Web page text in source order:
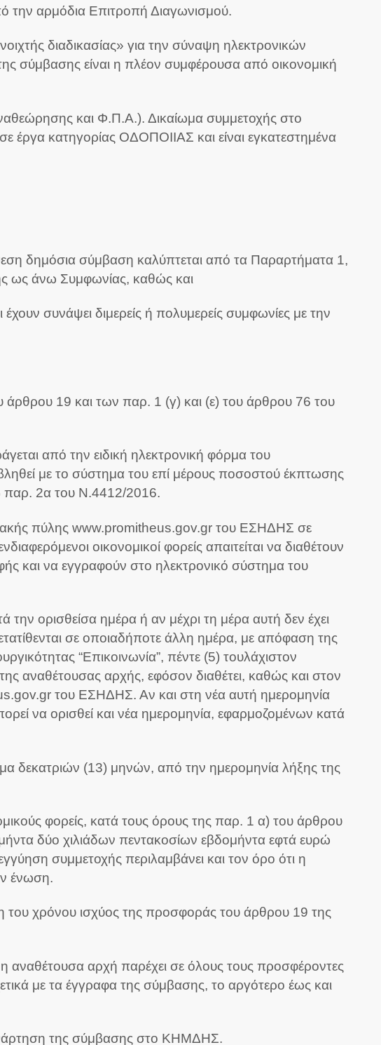
την αρμόδια Επιτροπή Διαγωνισμού.
διαδικασίας» για την σύναψη ηλεκτρονικών
σύμβασης είναι η πλέον συμφέρουσα από οικονομική
και Φ.Π.Α.). Δικαίωμα συμμετοχής στο
έργα κατηγορίας ΟΔΟΠΟΙΙΑΣ και είναι εγκατεστημένα
δημόσια σύμβαση καλύπτεται από τα Παραρτήματα 1,
ως άνω Συμφωνίας, καθώς και
συνάψει διμερείς ή πολυμερείς συμφωνίες με την
19 και των παρ. 1 (γ) και (ε) του άρθρου 76 του
από την ειδική ηλεκτρονική φόρμα του
με το σύστημα του επί μέρους ποσοστού έκπτωσης
παρ. 2α του Ν.4412/2016.
πύλης www.promitheus.gov.gr του ΕΣΗΔΗΣ σε
οικονομικοί φορείς απαιτείται να διαθέτουν
και να εγγραφούν στο ηλεκτρονικό σύστημα του
την ορισθείσα ημέρα ή αν μέχρι τη μέρα αυτή δεν έχει
σε οποιαδήποτε άλλη ημέρα, με απόφαση της
“Επικοινωνία”, πέντε (5) τουλάχιστον
αναθέτουσας αρχής, εφόσον διαθέτει, καθώς και στον
του ΕΣΗΔΗΣ. Αν και στη νέα αυτή ημερομηνία
να ορισθεί και νέα ημερομηνία, εφαρμοζομένων κατά
δεκατριών (13) μηνών, από την ημερομηνία λήξης της
φορείς, κατά τους όρους της παρ. 1 α) του άρθρου
δύο χιλιάδων πεντακοσίων εβδομήντα εφτά ευρώ
συμμετοχής περιλαμβάνει και τον όρο ότι η
ένωση.
του χρόνου ισχύος της προσφοράς του άρθρου 19 της
αναθέτουσα αρχή παρέχει σε όλους τους προσφέροντες
με τα έγγραφα της σύμβασης, το αργότερο έως και
ανάρτηση της σύμβασης στο ΚΗΜΔΗΣ.